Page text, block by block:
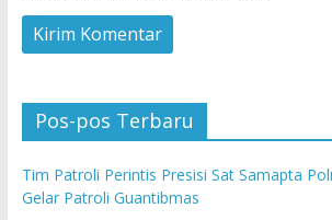
Pos-pos Terbaru
Tim Patroli Perintis Presisi Sat Samapta
Gelar Patroli Guantibmas